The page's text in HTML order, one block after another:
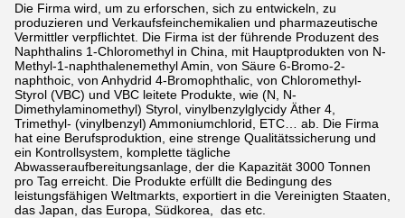
Die Firma wird, um zu erforschen, sich zu entwickeln, zu
produzieren und Verkaufsfeinchemikalien und pharmazeutische
Vermittler verpflichtet. Die Firma ist der führende Produzent des
Naphthalins 1-Chloromethyl in China, mit Hauptprodukten von N-
Methyl-1-naphthalenemethyl Amin, von Säure 6-Bromo-2-
naphthoic, von Anhydrid 4-Bromophthalic, von Chloromethyl-
Styrol (VBC) und VBC leitete Produkte, wie (N, N-
Dimethylaminomethyl) Styrol, vinylbenzylglycidy Äther 4,
Trimethyl- (vinylbenzyl) Ammoniumchlorid, ETC… ab. Die Firma
hat eine Berufsproduktion, eine strenge Qualitätssicherung und
ein Kontrollsystem, komplette tägliche
Abwasseraufbereitungsanlage, der die Kapazität 3000 Tonnen
pro Tag erreicht. Die Produkte erfüllt die Bedingung des
leistungsfähigen Weltmarkts, exportiert in die Vereinigten Staaten,
das Japan, das Europa, Südkorea, das etc.